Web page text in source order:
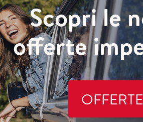
Scopri le
offerte
OFFERTE